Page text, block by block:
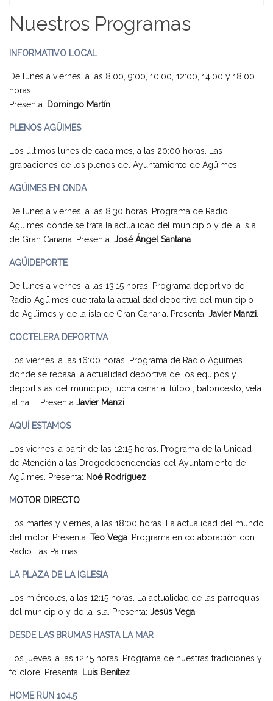
Nuestros Programas
INFORMATIVO LOCAL
De lunes a viernes, a las 8:00, 9:00, 10:00, 12:00, 14:00 y 18:00
horas.
Presenta: Domingo Martín
PLENOS AGÜIMES
Los últimos lunes de cada mes, a las 20:00 horas. Las
grabaciones de los plenos del Ayuntamiento de Agüimes.
AGÜIMES EN ONDA
De lunes a viernes, a las 8:30 horas. Programa de Radio
Agüimes donde se trata la actualidad del municipio y de la isla
de Gran Canaria. Presenta: José Ángel Santana
AGÜIDEPORTE
De lunes a viernes, a las 13:15 horas. Programa deportivo de
Radio Agüimes que trata la actualidad deportiva del municipio
de Agüimes y de la isla de Gran Canaria. Presenta: Javier Manzi
COCTELERA DEPORTIVA
Los viernes, a las 16:00 horas. Programa de Radio Agüimes
donde se repasa la actualidad deportiva de los equipos y
deportistas del municipio, lucha canaria, fútbol, baloncesto, vela
latina, … Presenta Javier Manzi
AQUÍ ESTAMOS
Los viernes, a partir de las 12:15 horas. Programa de la Unidad
de Atención a las Drogodependencias del Ayuntamiento de
Agüimes. Presenta: Noé Rodríguez
MOTOR DIRECTO
Los martes y viernes, a las 18:00 horas. La actualidad del mundo
del motor. Presenta: Teo Vega . Programa en colaboración con
Radio Las Palmas.
LA PLAZA DE LA IGLESIA
Los miércoles, a las 12:15 horas. La actualidad de las parroquias
del municipio y de la isla. Presenta: Jesús Vega
DESDE LAS BRUMAS HASTA LA MAR
Los jueves, a las 12:15 horas. Programa de nuestras tradiciones y
folclore. Presenta: Luis Benítez
HOME RUN 104.5